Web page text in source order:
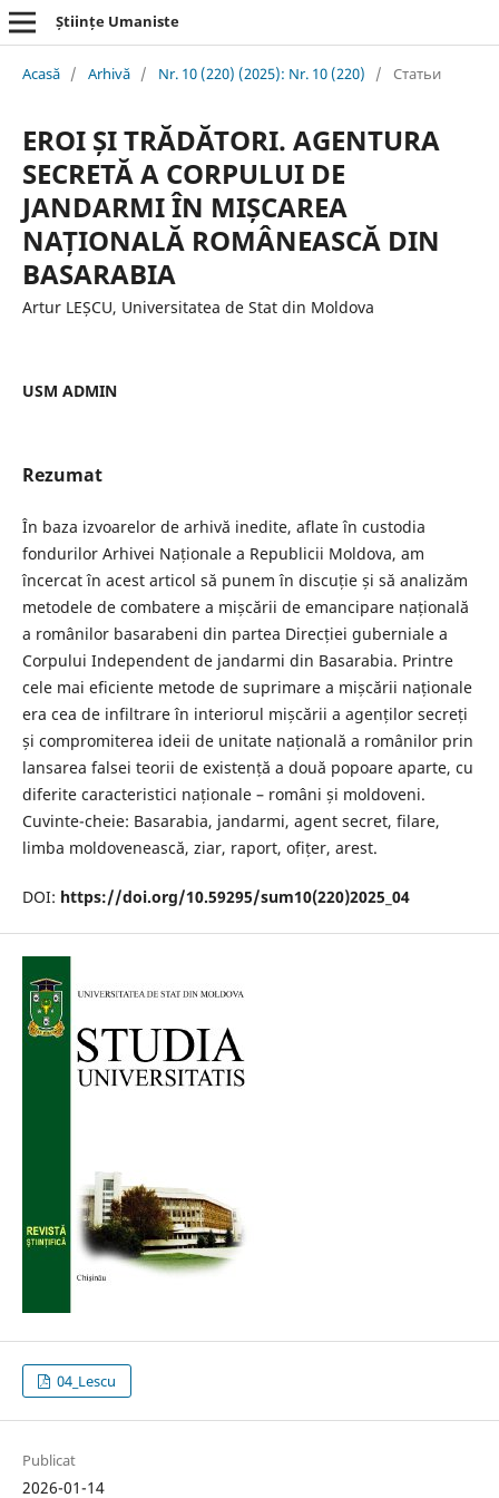
Științe Umaniste
Acasă / Arhivă / Nr. 10 (220) (2025): Nr. 10 (220) / Статьи
EROI ȘI TRĂDĂTORI. AGENTURA
SECRETĂ A CORPULUI DE
JANDARMI ÎN MIȘCAREA
NAȚIONALĂ ROMÂNEASCĂ DIN
BASARABIA
Artur LEȘCU, Universitatea de Stat din Moldova
USM ADMIN
Rezumat
În baza izvoarelor de arhivă inedite, aflate în custodia
fondurilor Arhivei Naționale a Republicii Moldova, am
încercat în acest articol să punem în discuție și să analizăm
metodele de combatere a mișcării de emancipare națională
a românilor basarabeni din partea Direcției guberniale a
Corpului Independent de jandarmi din Basarabia. Printre
cele mai eficiente metode de suprimare a mișcării naționale
era cea de infiltrare în interiorul mișcării a agenților secreți
și compromiterea ideii de unitate națională a românilor prin
lansarea falsei teorii de existență a două popoare aparte, cu
diferite caracteristici naționale – români și moldoveni.
Cuvinte-cheie: Basarabia, jandarmi, agent secret, filare,
limba moldovenească, ziar, raport, ofițer, arest.
DOI: https://doi.org/10.59295/sum10(220)2025_04
04_Lescu
Publicat
2026-01-14